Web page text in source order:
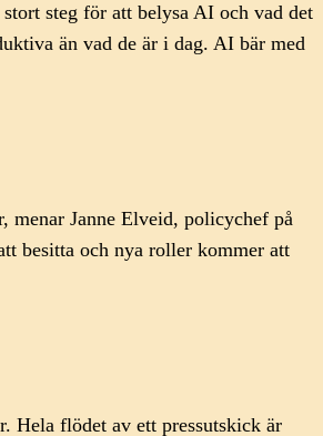
steg för att belysa AI och vad det
än vad de är i dag. AI bär med
Janne Elveid, policychef på
besitta och nya roller kommer att
Hela flödet av ett pressutskick är